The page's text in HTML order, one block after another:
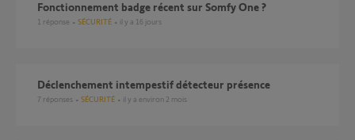
Fonctionnement badge récent sur Somfy One ?
1 réponse SÉCURITÉ il y a 16 jours
déclenchement intempestif détecteur présence
7 réponses SÉCURITÉ il y a environ 2 mois